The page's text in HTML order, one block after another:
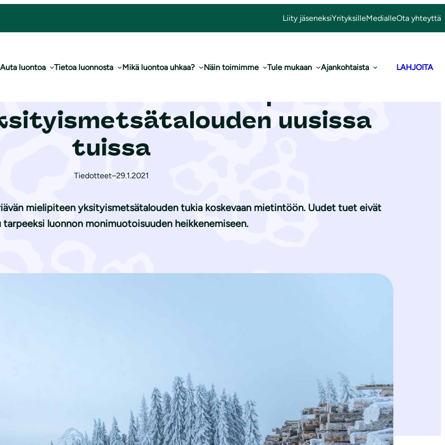
Liity jäseneksiYrityksilleMedialleOta yhteyttä
Auta luontoa Tietoa luonnosta Mikä luontoa uhkaa? Näin toimimme Tule mukaan Ajankohtaista LAHJOITA
yk­si­tyis­met­sä­ta­lou­den uusissa tuissa
uusissa
tuissa
Tiedotteet–29.1.2021
mielipiteen yksityismetsätalouden tukia koskevaan mietintöön. Uudet tuet eivät
tarpeeksi luonnon monimuotoisuuden heikkenemiseen.